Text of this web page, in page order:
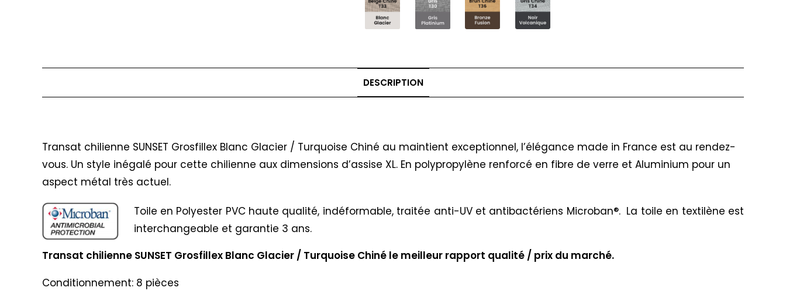
DESCRIPTION
Transat chilienne SUNSET Grosfillex Blanc Glacier / Turquoise Chiné au maintient exceptionnel, l’élégance made in France est au rendez-
vous. Un style inégalé pour cette chilienne aux dimensions d’assise XL. En polypropylène renforcé en fibre de verre et Aluminium pour un
aspect métal très actuel.
Toile en Polyester PVC haute qualité, indéformable, traitée anti-UV et antibactériens Microban®. La toile en textilène est
interchangeable et garantie 3 ans.
Transat chilienne SUNSET Grosfillex Blanc Glacier / Turquoise Chiné le meilleur rapport qualité / prix du marché.
Conditionnement: 8 pièces